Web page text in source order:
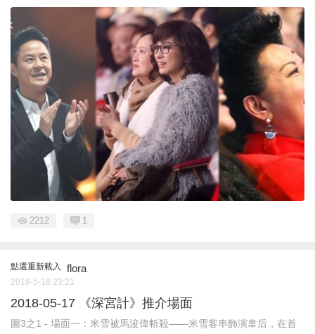
2212 1
點選重新載入 flora
2018-5-18 23:21
2018-05-17 《深宮計》推介場面
圖3之1 - 場面一：米雪被馬浚偉斬殺——米雪客串飾演韋后，在首